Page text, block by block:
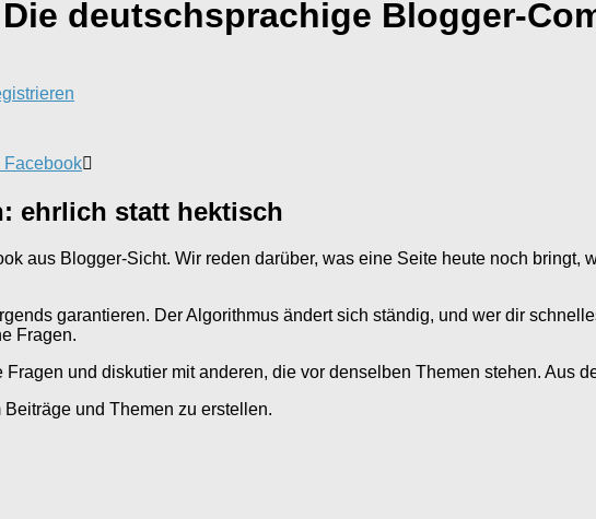
deutschsprachige Blogger-
Facebook
ehrlich statt hektisch
aus Blogger-Sicht. Wir reden darüber, was eine Seite heute noch
garantieren. Der Algorithmus ändert sich ständig, und wer dir
Fragen.
und diskutier mit anderen, die vor denselben Themen stehen. Aus
Beiträge und Themen zu erstellen.